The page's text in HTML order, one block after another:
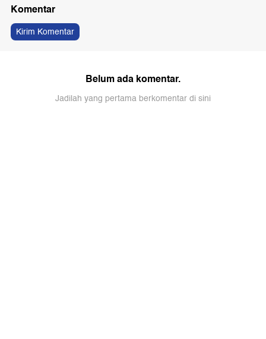
Komentar
Kirim Komentar
Belum ada komentar.
Jadilah yang pertama berkomentar di sini